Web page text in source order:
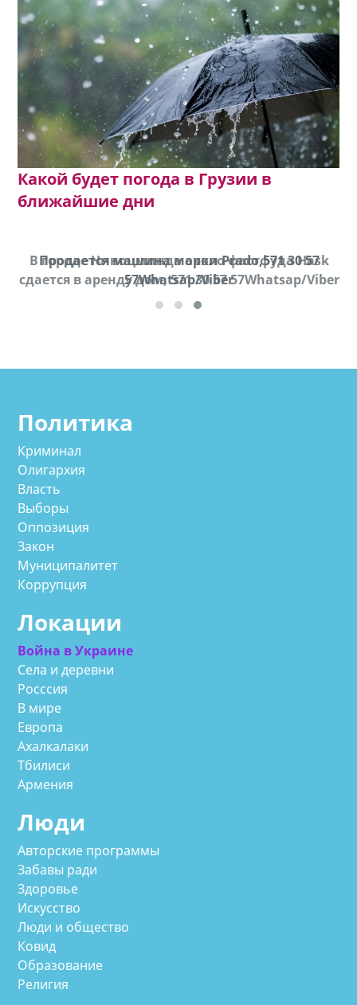
Какой будет погода в Грузии в
ближайшие дни
В городе Ниноцминда около фастфуда Hask
cдается в аренду дом, 571 30 57 57Whatsap/Viber
Продается машина марки Prado,571 30 57
57Whatsap/Viber
Политика
Криминал
Олигархия
Власть
Выборы
Оппозиция
Закон
Муниципалитет
Коррупция
Локации
Война в Украине
Села и деревни
Росссия
В мире
Европа
Ахалкалаки
Тбилиси
Армения
Люди
Авторские программы
Забавы ради
Здоровье
Искусство
Люди и общество
Ковид
Образование
Религия